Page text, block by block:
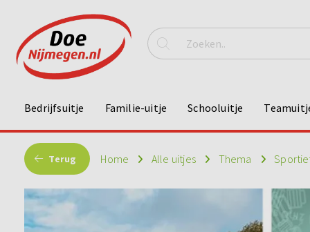
Bedrijfsuitje Familie-uitje Schooluitje
Terug Home Alle uitjes Thema